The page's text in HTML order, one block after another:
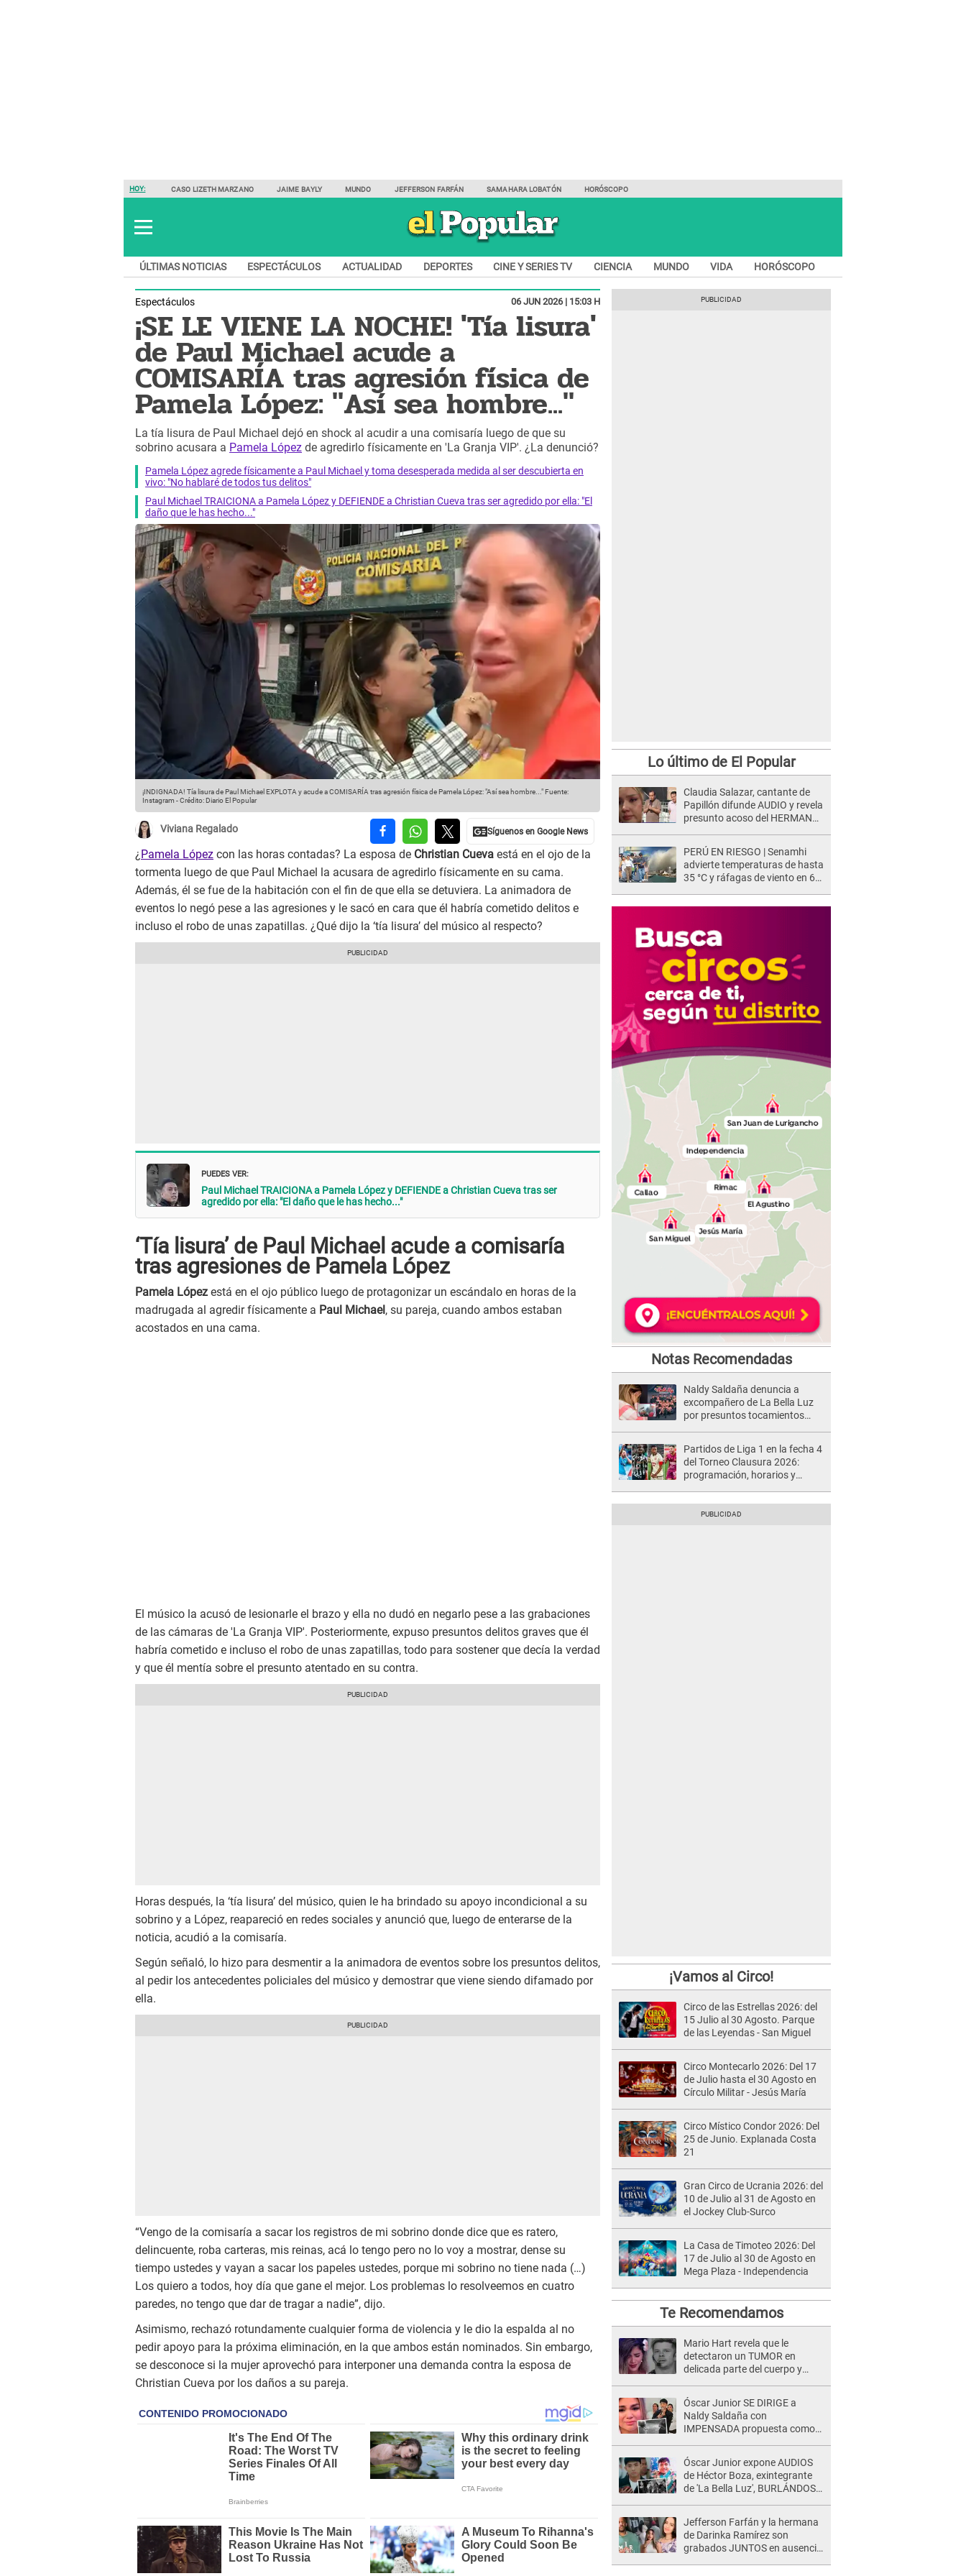
HOY: CASO LIZETH MARZANO JAIME BAYLY MUNDO JEFFERSON FARFÁN SAMAHARA LOBATÓN HORÓSCOPO
ÚLTIMAS NOTICIAS ESPECTÁCULOS ACTUALIDAD DEPORTES CINE Y SERIES TV CIENCIA MUNDO VIDA HORÓSCOPO
Espectáculos 06 JUN 2026 | 15:03 H
¡SE LE VIENE LA NOCHE! 'Tía lisura'
de Paul Michael acude a
COMISARÍA tras agresión física de
Pamela López: "Así sea hombre..."
La tía lisura de Paul Michael dejó en shock al acudir a una comisaría luego de que su
sobrino acusara a Pamela López de agredirlo físicamente en 'La Granja VIP'. ¿La denunció?
Pamela López agrede físicamente a Paul Michael y toma desesperada medida al ser descubierta en
vivo: "No hablaré de todos tus delitos"
Paul Michael TRAICIONA a Pamela López y DEFIENDE a Christian Cueva tras ser agredido por ella: "El
daño que le has hecho..."
¡INDIGNADA! Tía lisura de Paul Michael EXPLOTA y acude a COMISARÍA tras agresión física de Pamela López: "Así sea hombre..." Fuente:
Instagram -Crédito: Diario El Popular
Viviana Regalado
¿ Pamela López con las horas contadas? La esposa de Christian Cueva está en el ojo de la
tormenta luego de que Paul Michael la acusara de agredirlo físicamente en su cama.
Además, él se fue de la habitación con el fin de que ella se detuviera. La animadora de
eventos lo negó pese a las agresiones y le sacó en cara que él habría cometido delitos e
incluso el robo de unas zapatillas. ¿Qué dijo la ‘tía lisura’ del músico al respecto?
PUEDES VER:
Paul Michael TRAICIONA a Pamela López y DEFIENDE a Christian Cueva tras ser
agredido por ella: "El daño que le has hecho..."
‘Tía lisura’ de Paul Michael acude a comisaría
tras agresiones de Pamela López
Pamela López está en el ojo público luego de protagonizar un escándalo en horas de la
madrugada al agredir físicamente a Paul Michael , su pareja, cuando ambos estaban
acostados en una cama.
El músico la acusó de lesionarle el brazo y ella no dudó en negarlo pese a las grabaciones
de las cámaras de 'La Granja VIP'. Posteriormente, expuso presuntos delitos graves que él
habría cometido e incluso el robo de unas zapatillas, todo para sostener que decía la verdad
y que él mentía sobre el presunto atentado en su contra.
Horas después, la ‘tía lisura’ del músico, quien le ha brindado su apoyo incondicional a su
sobrino y a López, reapareció en redes sociales y anunció que, luego de enterarse de la
noticia, acudió a la comisaría.
Según señaló, lo hizo para desmentir a la animadora de eventos sobre los presuntos delitos,
al pedir los antecedentes policiales del músico y demostrar que viene siendo difamado por
ella.
“Vengo de la comisaría a sacar los registros de mi sobrino donde dice que es ratero,
delincuente, roba carteras, mis reinas, acá lo tengo pero no lo voy a mostrar, dense su
tiempo ustedes y vayan a sacar los papeles ustedes, porque mi sobrino no tiene nada (…)
Los quiero a todos, hoy día que gane el mejor. Los problemas lo resolveemos en cuatro
paredes, no tengo que dar de tragar a nadie”, dijo.
Asimismo, rechazó rotundamente cualquier forma de violencia y le dio la espalda al no
pedir apoyo para la próxima eliminación, en la que ambos están nominados. Sin embargo,
se desconoce si la mujer aprovechó para interponer una demanda contra la esposa de
Christian Cueva por los daños a su pareja.
Lo último de El Popular
Claudia Salazar, cantante de
Papillón difunde AUDIO y revela
presunto acoso del HERMANO
Luz: "Me quedé asustada, en
shock"
PERÚ EN RIESGO | Senamhi
advierte temperaturas de hasta
35 °C y ráfagas de viento en 6
Notas Recomendadas
Naldy Saldaña denuncia a
excompañero de La Bella Luz
por presuntos tocamientos
Partidos de Liga 1 en la fecha 4
del Torneo Clausura 2026:
programación, horarios y
¡Vamos al Circo!
Circo de las Estrellas 2026: del
15 Julio al 30 Agosto. Parque
de las Leyendas - San Miguel
Circo Montecarlo 2026: Del 17
de Julio hasta el 30 Agosto en
Círculo Militar - Jesús María
Circo Místico Condor 2026: Del
25 de Junio. Explanada Costa
21
Gran Circo de Ucrania 2026: del
10 de Julio al 31 de Agosto en
el Jockey Club-Surco
La Casa de Timoteo 2026: Del
17 de Julio al 30 de Agosto en
Mega Plaza - Independencia
Te Recomendamos
Mario Hart revela que le
detectaron un TUMOR en
delicada parte del cuerpo y
muy fuertes..."
Óscar Junior SE DIRIGE a
Naldy Saldaña con
IMPENSADA propuesta como
denuncia: "Otro tipo de ley..."
Óscar Junior expone AUDIOS
de Héctor Boza, exintegrante
de 'La Bella Luz', BURLÁNDOSE
Jefferson Farfán y la hermana
de Darinka Ramírez son
grabados JUNTOS en ausencia